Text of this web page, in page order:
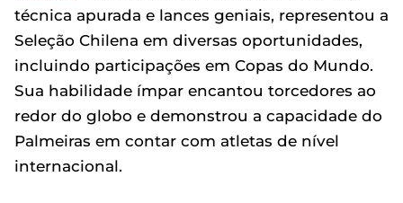
técnica apurada e lances geniais, representou a
Seleção Chilena em diversas oportunidades,
incluindo participações em Copas do Mundo.
Sua habilidade ímpar encantou torcedores ao
redor do globo e demonstrou a capacidade do
Palmeiras em contar com atletas de nível
internacional.